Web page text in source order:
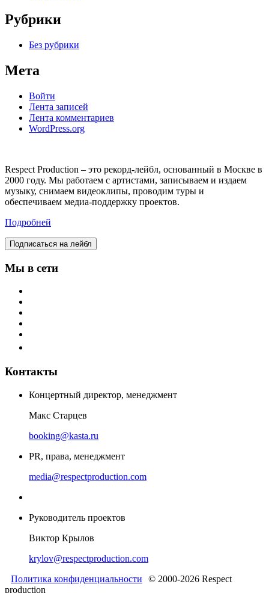
Рубрики
Без рубрики
Мета
Войти
Лента записей
Лента комментариев
WordPress.org
Respect Production – это рекорд-лейбл, основанный в Москве в
2000 году. Мы работаем с артистами, записываем и издаем
музыку, снимаем видеоклипы, проводим туры и
обеспечиваем медиа-поддержку проектов.
Подробней
Подписаться на лейбл
Мы в сети
Контакты
Концертный директор, менеджмент
Макс Старцев
booking@kasta.ru
PR, права, менеджмент
media@respectproduction.com
Руководитель проектов
Виктор Крылов
krylov@respectproduction.com
Политика конфиденциальности
© 2000-2026 Respect
production